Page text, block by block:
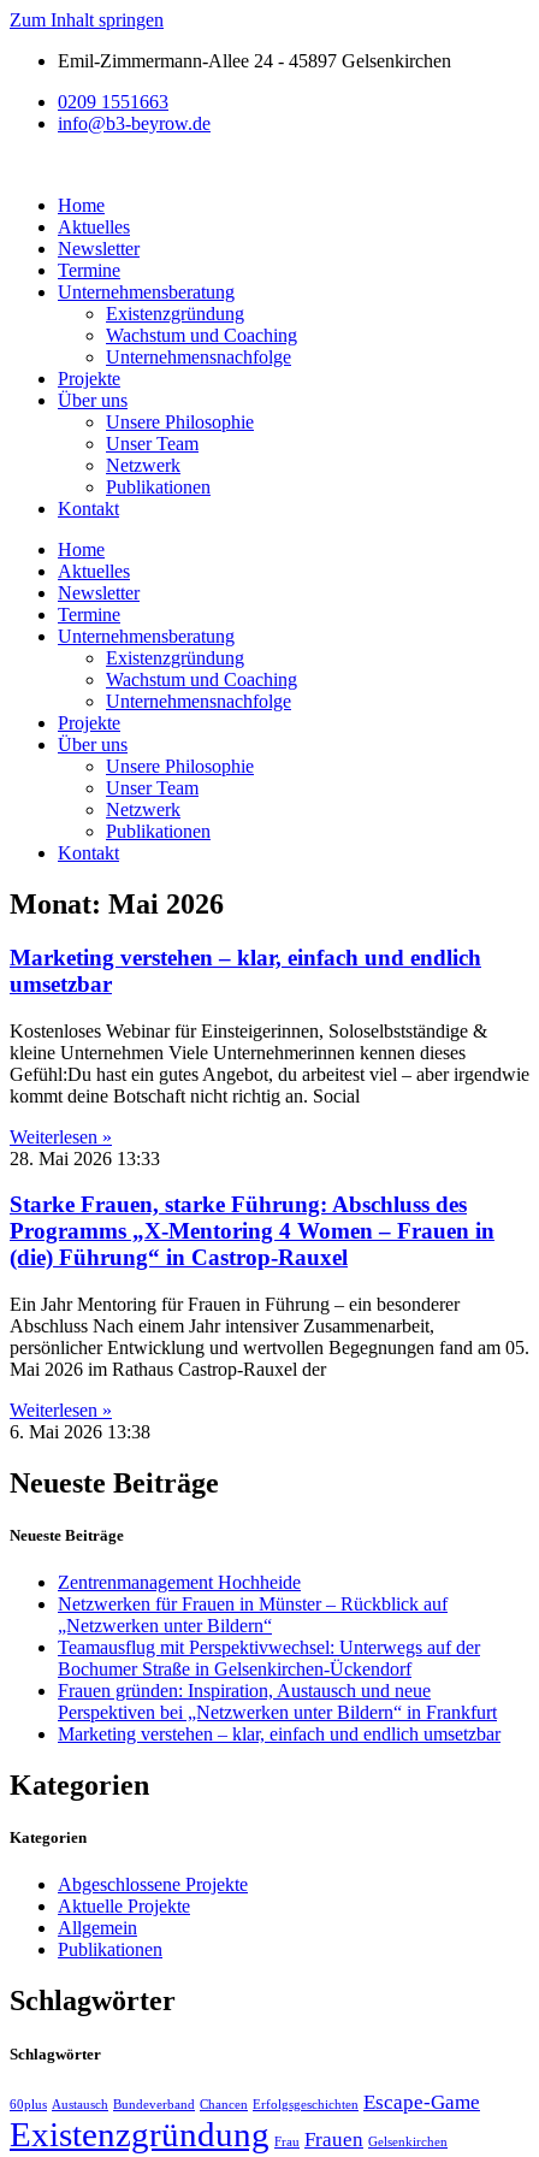
Zum Inhalt springen
Emil-Zimmermann-Allee 24 - 45897 Gelsenkirchen
0209 1551663
info@b3-beyrow.de
Home
Aktuelles
Newsletter
Termine
Unternehmensberatung
Existenzgründung
Wachstum und Coaching
Unternehmensnachfolge
Projekte
Über uns
Unsere Philosophie
Unser Team
Netzwerk
Publikationen
Kontakt
Home
Aktuelles
Newsletter
Termine
Unternehmensberatung
Existenzgründung
Wachstum und Coaching
Unternehmensnachfolge
Projekte
Über uns
Unsere Philosophie
Unser Team
Netzwerk
Publikationen
Kontakt
Monat: Mai 2026
Marketing verstehen – klar, einfach und endlich
umsetzbar
Kostenloses Webinar für Einsteigerinnen, Soloselbstständige &
kleine Unternehmen Viele Unternehmerinnen kennen dieses
Gefühl:Du hast ein gutes Angebot, du arbeitest viel – aber irgendwie
kommt deine Botschaft nicht richtig an. Social
Weiterlesen »
28. Mai 2026 13:33
Starke Frauen, starke Führung: Abschluss des
Programms „X-Mentoring 4 Women – Frauen in
(die) Führung“ in Castrop-Rauxel
Ein Jahr Mentoring für Frauen in Führung – ein besonderer
Abschluss Nach einem Jahr intensiver Zusammenarbeit,
persönlicher Entwicklung und wertvollen Begegnungen fand am 05.
Mai 2026 im Rathaus Castrop-Rauxel der
Weiterlesen »
6. Mai 2026 13:38
Neueste Beiträge
Neueste Beiträge
Zentrenmanagement Hochheide
Netzwerken für Frauen in Münster – Rückblick auf
„Netzwerken unter Bildern“
Teamausflug mit Perspektivwechsel: Unterwegs auf der
Bochumer Straße in Gelsenkirchen-Ückendorf
Frauen gründen: Inspiration, Austausch und neue
Perspektiven bei „Netzwerken unter Bildern“ in Frankfurt
Marketing verstehen – klar, einfach und endlich umsetzbar
Kategorien
Kategorien
Abgeschlossene Projekte
Aktuelle Projekte
Allgemein
Publikationen
Schlagwörter
Schlagwörter
60plus Austausch Bundeverband Chancen Erfolgsgeschichten Escape-Game
Existenzgründung Frau Frauen Gelsenkirchen